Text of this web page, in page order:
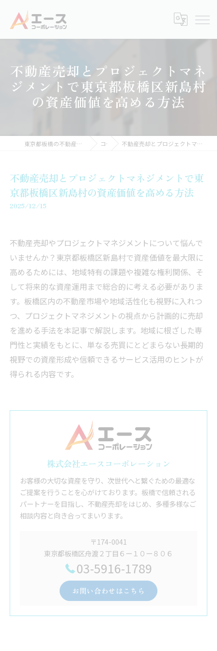
不動産売却とプロジェクトマネ
ジメントで東京都板橋区新島村
の資産価値を高める方法
東京都板橋の不動産売却なら株式会社エースコーポレーション コラム 不動産売却とプロジェクトマネジメントで東京都板橋区新島村の資産価値を高める方法
不動産売却とプロジェクトマネジメントで東
京都板橋区新島村の資産価値を高める方法
2025/12/15
不動産売却やプロジェクトマネジメントについて悩んで
いませんか？東京都板橋区新島村で資産価値を最大限に
高めるためには、地域特有の課題や複雑な権利関係、そ
して将来的な資産運用まで総合的に考える必要がありま
す。板橋区内の不動産市場や地域活性化も視野に入れつ
つ、プロジェクトマネジメントの視点から計画的に売却
を進める手法を本記事で解説します。地域に根ざした専
門性と実績をもとに、単なる売買にとどまらない長期的
視野での資産形成や信頼できるサービス活用のヒントが
得られる内容です。
株式会社エースコーポレーション
お客様の大切な資産を守り、次世代へと繋ぐための最適な
ご提案を行うことを心がけております。板橋で信頼される
パートナーを目指し、不動産売却をはじめ、多種多様なご
相談内容と向き合ってまいります。
〒174-0041
東京都板橋区舟渡２丁目６ー１０ー８０６
03-5916-1789
お問い合わせはこちら